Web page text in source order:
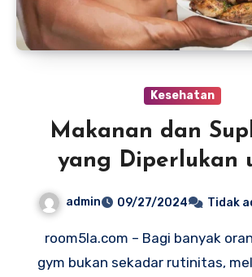
Kesehatan
Makanan dan
yang Diperlukan
Hasil Maksimal di
admin 09/27/2024 Tidak
room5la.com – Bagi banyak orang, pergi ke
gym bukan sekadar rutinitas,